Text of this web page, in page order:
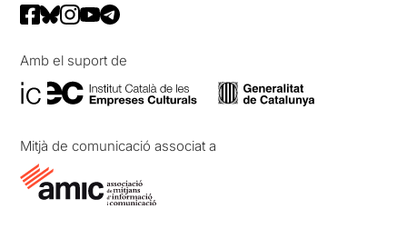
Amb el suport de
Mitjà de comunicació associat a